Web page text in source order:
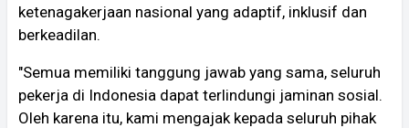
ketenagakerjaan nasional yang adaptif, inklusif dan
berkeadilan.
"Semua memiliki tanggung jawab yang sama, seluruh
pekerja di Indonesia dapat terlindungi jaminan sosial.
Oleh karena itu, kami mengajak kepada seluruh pihak